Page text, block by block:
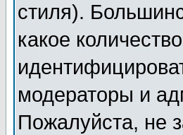
стиля).
какое
модераторы и
Пожалуйста, не